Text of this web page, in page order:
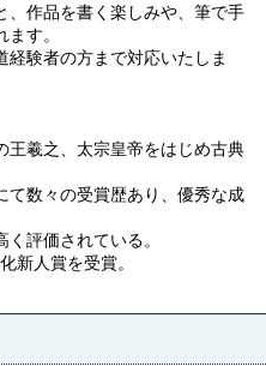
、作品を書く楽しみや、筆で手
す。
経験者の方まで対応いたしま
王羲之、太宗皇帝をはじめ古典
て数々の受賞歴あり、優秀な成
評価されている。
新人賞を受賞。